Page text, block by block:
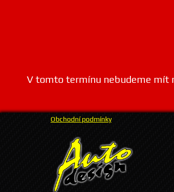
V tomto termínu nebudeme mít
Obchodní podmínky